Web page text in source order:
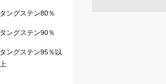
タングステン80％
タングステン90％
タングステン95％以
上